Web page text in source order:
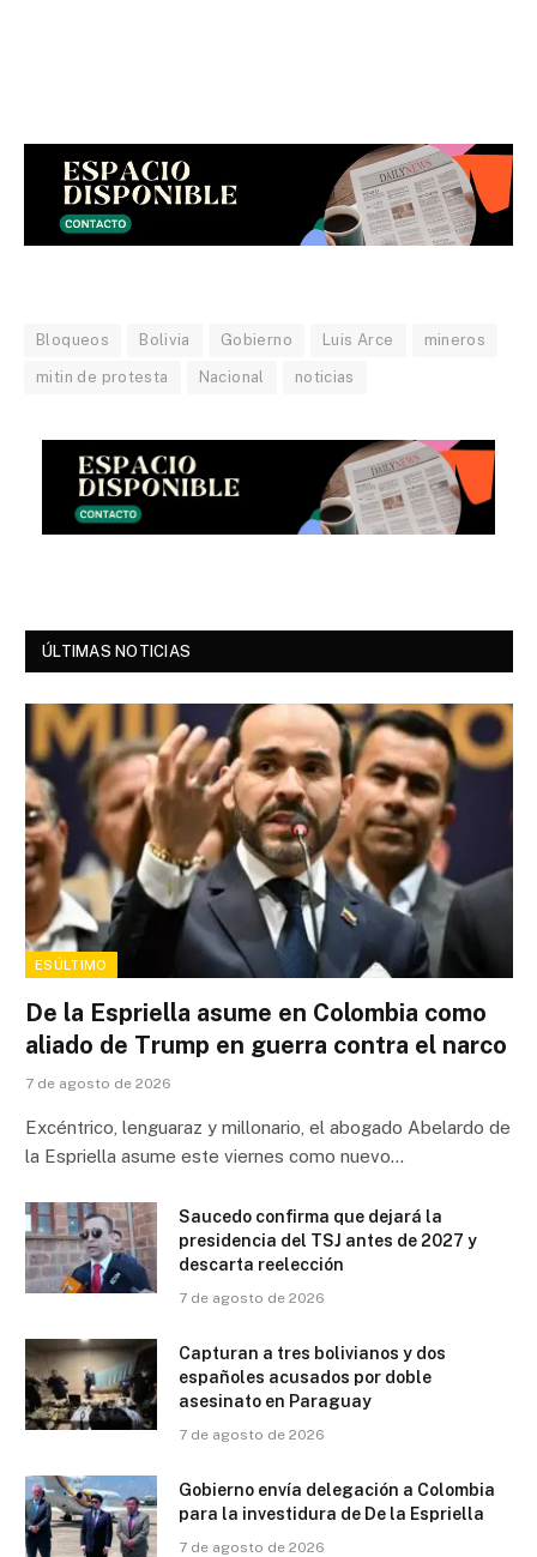
Bloqueos Bolivia Gobierno Luis Arce mineros
mitin de protesta Nacional noticias
ÚLTIMAS NOTICIAS
ESÚLTIMO
De la Espriella asume en Colombia como
aliado de Trump en guerra contra el narco
7 de agosto de 2026
Excéntrico, lenguaraz y millonario, el abogado Abelardo de
la Espriella asume este viernes como nuevo…
Saucedo confirma que dejará la
presidencia del TSJ antes de 2027 y
descarta reelección
7 de agosto de 2026
Capturan a tres bolivianos y dos
españoles acusados por doble
asesinato en Paraguay
7 de agosto de 2026
Gobierno envía delegación a Colombia
para la investidura de De la Espriella
7 de agosto de 2026